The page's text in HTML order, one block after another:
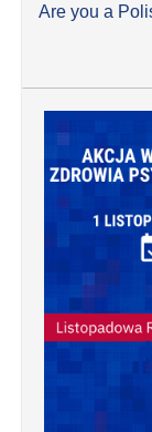
Are you a